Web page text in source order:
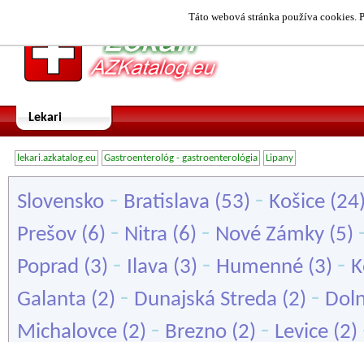
Táto webová stránka používa cookies.
Lekari
lekari.azkatalog.eu Gastroenterológ - gastroenterológia Lipany
Slovensko - Bratislava (53) - Košice
Prešov (6) - Nitra (6) - Nové Zámky (5)
Poprad (3) - Ilava (3) - Humenné (3) -
Galanta (2) - Dunajská Streda (2) -
Michalovce (2) - Brezno (2) - Levice (2)